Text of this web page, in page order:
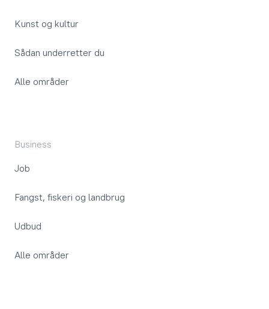
Kunst og kultur
Sådan underretter du
Alle områder
Business
Job
Fangst, fiskeri og landbrug
Udbud
Alle områder